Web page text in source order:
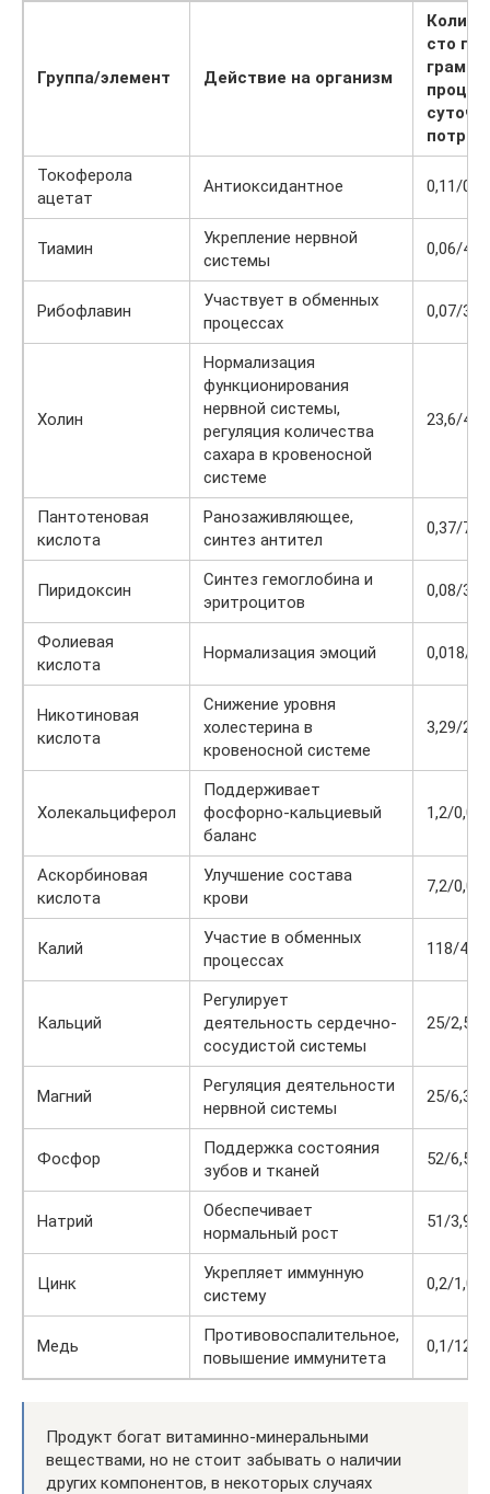
Группа/элемент Действие на организм
сто
Токоферола
ацетат
Антиоксидантное 0,11/0,7
Тиамин
Укрепление нервной
системы
0,06/4,0
Рибофлавин
Участвует в обменных
процессах
0,07/3,8
Холин
Нормализация
функционирования
нервной системы,
регуляция количества
сахара в кровеносной
системе
23,6/4,7
Пантотеновая
кислота
Ранозаживляющее,
синтез антител
0,37/7,5
Пиридоксин
Синтез гемоглобина и
эритроцитов
0,08/3,9
Фолиевая
кислота
Нормализация эмоций 0,018/
Никотиновая
кислота
Снижение уровня
холестерина в
кровеносной системе
3,29/2,6
Холекальциферол
Поддерживает
фосфорно-кальциевый
баланс
1,2/0,0
Аскорбиновая
кислота
Улучшение состава
крови
7,2/0,0
Калий
Участие в обменных
процессах
118/4,7
Кальций
Регулирует
деятельность сердечно-
сосудистой системы
25/2,5
Магний
Регуляция деятельности
нервной системы
25/6,3
Фосфор
Поддержка состояния
зубов и тканей
52/6,5
Натрий
Обеспечивает
нормальный рост
51/3,9
Цинк
Укрепляет иммунную
систему
0,2/1,0
Медь
Противовоспалительное,
повышение иммунитета
0,1/12,8
Продукт богат витаминно-минеральными
веществами, но не стоит забывать о наличии
других компонентов, в некоторых случаях